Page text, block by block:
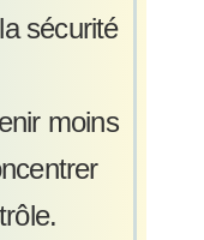
sécurité
moins